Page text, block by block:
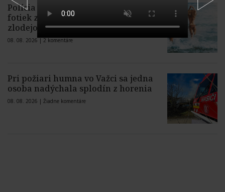
Polícia varuje pred zverejňovaním
fotiek z dovoleniek, môžu prilákať
zlodejov
08. 08. 2026 | 2 komentáre
Pri požiari humna vo Važci sa jedna
osoba nadýchala splodín z horenia
08. 08. 2026 | Žiadne komentáre